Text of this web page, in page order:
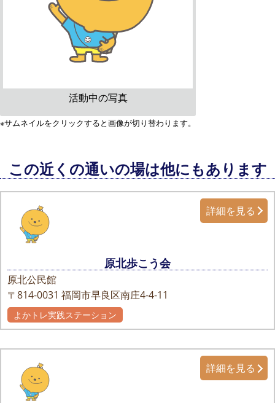
活動中の写真
※サムネイルをクリックすると画像が切り替わります。
この近くの通いの場は他にもあります
原北歩こう会
原北公民館
〒814-0031 福岡市早良区南庄4-4-11
詳細を見る
よかトレ実践ステーション
詳細を見る